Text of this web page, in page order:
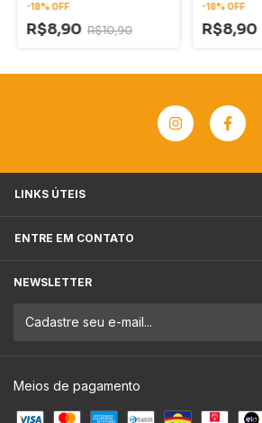
-18%OFF
R$8,90 R$10,90
-18%OFF
R$8,90
LINKS ÚTEIS
ENTRE EM CONTATO
NEWSLETTER
Meios de pagamento